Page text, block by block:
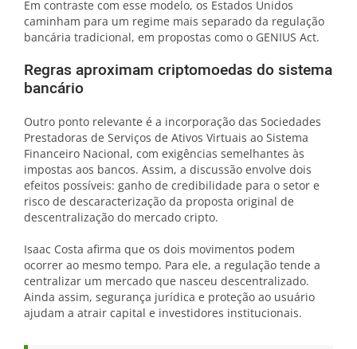
Em contraste com esse modelo, os Estados Unidos
caminham para um regime mais separado da regulação
bancária tradicional, em propostas como o GENIUS Act.
Regras aproximam criptomoedas do sistema
bancário
Outro ponto relevante é a incorporação das Sociedades
Prestadoras de Serviços de Ativos Virtuais ao Sistema
Financeiro Nacional, com exigências semelhantes às
impostas aos bancos. Assim, a discussão envolve dois
efeitos possíveis: ganho de credibilidade para o setor e
risco de descaracterização da proposta original de
descentralização do mercado cripto.
Isaac Costa afirma que os dois movimentos podem
ocorrer ao mesmo tempo. Para ele, a regulação tende a
centralizar um mercado que nasceu descentralizado.
Ainda assim, segurança jurídica e proteção ao usuário
ajudam a atrair capital e investidores institucionais.